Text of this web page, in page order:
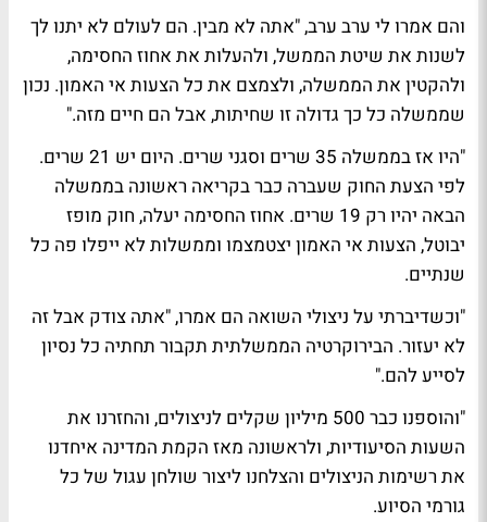
והם אמרו לי ערב ערב, "אתה לא מבין. הם לעולם לא יתנו לך
לשנות את שיטת הממשל, ולהעלות את אחוז החסימה,
ולהקטין את הממשלה, ולצמצם את כל הצעות אי האמון. נכון
שממשלה כל כך גדולה זו שחיתות, אבל הם חיים מזה."
"היו אז בממשלה 35 שרים וסגני שרים. היום יש 21 שרים.
לפי הצעת החוק שעברה כבר בקריאה ראשונה בממשלה
הבאה יהיו רק 19 שרים. אחוז החסימה יעלה, חוק מופז
יבוטל, הצעות אי האמון יצטמצמו וממשלות לא ייפלו פה כל
שנתיים.
"וכשדיברתי על ניצולי השואה הם אמרו, "אתה צודק אבל זה
לא יעזור. הבירוקרטיה הממשלתית תקבור תחתיה כל נסיון
לסייע להם."
"והוספנו כבר 500 מיליון שקלים לניצולים, והחזרנו את
השעות הסיעודיות, ולראשונה מאז הקמת המדינה איחדנו
את רשימות הניצולים והצלחנו ליצור שולחן עגול של כל
גורמי הסיוע.